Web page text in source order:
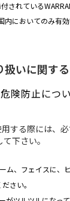
れている
内においてのみ有効
いに関す
危険防止につ
する際には、
下さい。
ム、フェイスに、
さい。